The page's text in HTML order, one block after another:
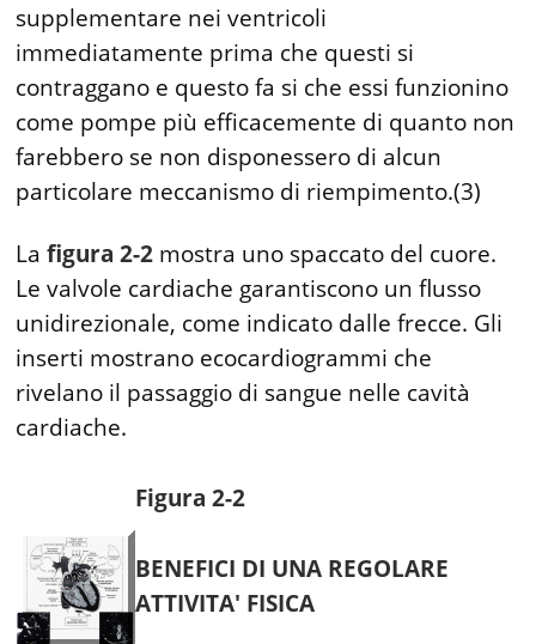
supplementare nei ventricoli
immediatamente prima che questi si
contraggano e questo fa si che essi funzionino
come pompe più efficacemente di quanto non
farebbero se non disponessero di alcun
particolare meccanismo di riempimento.(3)
Lafigura 2-2 mostra uno spaccato del cuore.
Le valvole cardiache garantiscono un flusso
unidirezionale, come indicato dalle frecce. Gli
inserti mostrano ecocardiogrammi che
rivelano il passaggio di sangue nelle cavità
cardiache.
Figura 2-2
BENEFICI DI UNA REGOLARE
ATTIVITA' FISICA